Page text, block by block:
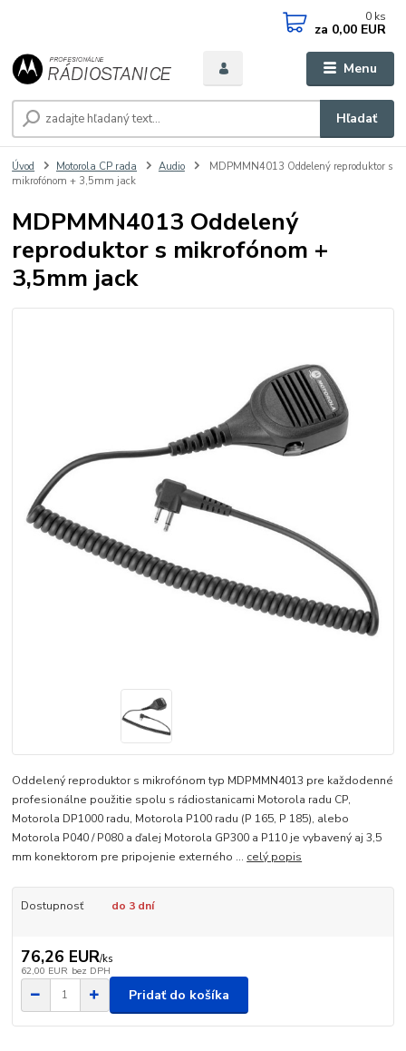
Menu
Hľadať
0 ks
za 0,00 EUR
Úvod Motorola CP rada Audio
MDPMMN4013 Oddelený reproduktor s
mikrofónom + 3,5mm jack
MDPMMN4013 Oddelený
reproduktor s mikrofónom +
3,5mm jack
Oddelený reproduktor s mikrofónom typ MDPMMN4013 pre každodenné
profesionálne použitie spolu s rádiostanicami Motorola radu CP,
Motorola DP1000 radu, Motorola P100 radu (P 165, P 185), alebo
Motorola P040 / P080 a ďalej Motorola GP300 a P110 je vybavený aj 3,5
mm konektorom pre pripojenie externého ... celý popis
Dostupnosť do 3 dní
76,26 EUR/ks
62,00 EUR bez DPH
Pridať do košíka